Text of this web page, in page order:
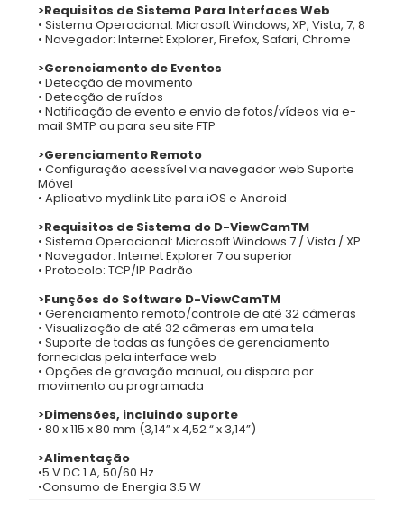
>Requisitos de Sistema Para Interfaces Web
• Sistema Operacional: Microsoft Windows, XP, Vista, 7, 8
• Navegador: Internet Explorer, Firefox, Safari, Chrome
>Gerenciamento de Eventos
• Detecção de movimento
• Detecção de ruídos
• Notificação de evento e envio de fotos/vídeos via e-
mail SMTP ou para seu site FTP
>Gerenciamento Remoto
• Configuração acessível via navegador web Suporte
Móvel
• Aplicativo mydlink Lite para iOS e Android
>Requisitos de Sistema do D-ViewCamTM
• Sistema Operacional: Microsoft Windows 7 / Vista / XP
• Navegador: Internet Explorer 7 ou superior
• Protocolo: TCP/IP Padrão
>Funções do Software D-ViewCamTM
• Gerenciamento remoto/controle de até 32 câmeras
• Visualização de até 32 câmeras em uma tela
• Suporte de todas as funções de gerenciamento
fornecidas pela interface web
• Opções de gravação manual, ou disparo por
movimento ou programada
>Dimensões, incluindo suporte
• 80 x 115 x 80 mm (3,14” x 4,52 “ x 3,14”)
>Alimentação
•5 V DC 1 A, 50/60 Hz
•Consumo de Energia 3.5 W